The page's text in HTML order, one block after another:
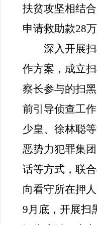
扶贫攻坚相结
申请救助款28
深入开展
作方案，成立
察长参与的扫
前引导侦查工
少皇、徐林聪等
恶势力犯罪集
话等方式，联
向看守所在押
9月底，开展扫